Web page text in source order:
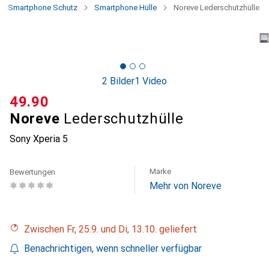
Smartphone Schutz Smartphone Hülle Noreve Lederschutzhülle
2 Bilder1 Video
Noreve Lederschutzhülle
Sony Xperia 5
CHF
49.90
Bewertungen Marke
Mehr von Noreve
Zwischen Fr, 25.9. und Di, 13.10. geliefert
Benachrichtigen, wenn schneller verfügbar